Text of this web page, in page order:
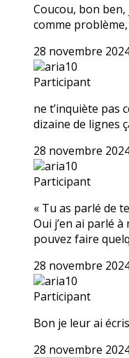
Coucou, bon ben,
comme
28 novembre
aria10
Participant
ne t’inquiète pas
dizaine de lignes
28 novembre
aria10
Participant
« Tu as parlé de
Oui j’en ai parlé
pouvez faire
28 novembre
aria10
Participant
Bon je leur ai
28 novembre